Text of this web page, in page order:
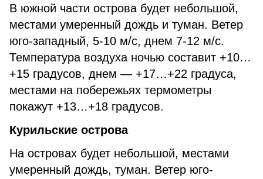
В южной части острова будет небольшой,
местами умеренный дождь и туман. Ветер
юго-западный, 5-10 м/с, днем 7-12 м/с.
Температура воздуха ночью составит +10…
+15 градусов, днем — +17…+22 градуса,
местами на побережьях термометры
покажут +13…+18 градусов.
Курильские острова
На островах будет небольшой, местами
умеренный дождь, туман. Ветер юго-